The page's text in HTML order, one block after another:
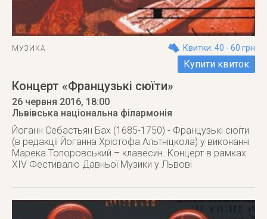
МУЗИКА Квитки: 40 - 60 грн
Купити квиток
Концерт «Французькі сюїти»
26 червня 2016, 18:00
Львівська національна філармонія
Йоганн Себастьян Бах (1685-1750) - Французькі сюїти
(в редакції Йоганна Хрістофа Альтніцкола) у виконанні
Марека Топоровський – клавесин. Концерт в рамках
XIV Фестивалю Давньої Музики у Львові